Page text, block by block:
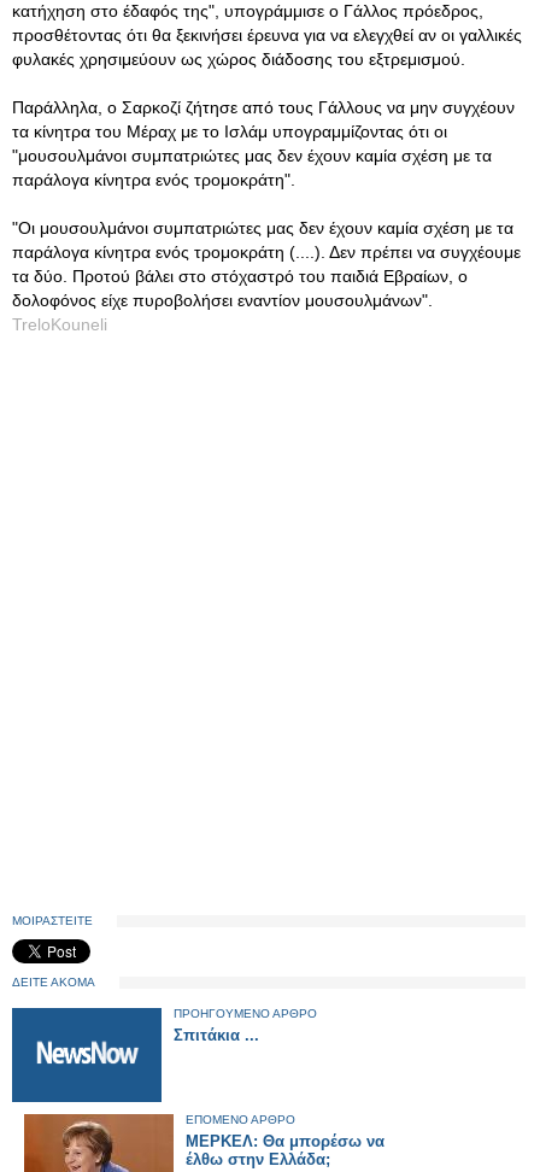
κατήχηση στο έδαφός της", υπογράμμισε ο Γάλλος πρόεδρος,
προσθέτοντας ότι θα ξεκινήσει έρευνα για να ελεγχθεί αν οι γαλλικές
φυλακές χρησιμεύουν ως χώρος διάδοσης του εξτρεμισμού.
Παράλληλα, ο Σαρκοζί ζήτησε από τους Γάλλους να μην συγχέουν
τα κίνητρα του Μέραχ με το Ισλάμ υπογραμμίζοντας ότι οι
"μουσουλμάνοι συμπατριώτες μας δεν έχουν καμία σχέση με τα
παράλογα κίνητρα ενός τρομοκράτη".
"Οι μουσουλμάνοι συμπατριώτες μας δεν έχουν καμία σχέση με τα
παράλογα κίνητρα ενός τρομοκράτη (....). Δεν πρέπει να συγχέουμε
τα δύο. Προτού βάλει στο στόχαστρό του παιδιά Εβραίων, ο
δολοφόνος είχε πυροβολήσει εναντίον μουσουλμάνων".
TreloKouneli
ΜΟΙΡΑΣΤΕΙΤΕ
ΔΕΙΤΕ ΑΚΟΜΑ
ΠΡΟΗΓΟΥΜΕΝΟ ΑΡΘΡΟ
Σπιτάκια ...
ΕΠΟΜΕΝΟ ΑΡΘΡΟ
ΜΕΡΚΕΛ: Θα μπορέσω να
έλθω στην Ελλάδα;